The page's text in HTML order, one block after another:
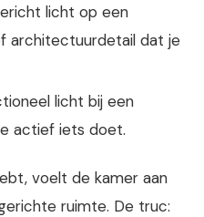
licht op een
architectuurdetail dat je
licht bij een
actief iets doet.
voelt de kamer aan
ruimte. De truc: